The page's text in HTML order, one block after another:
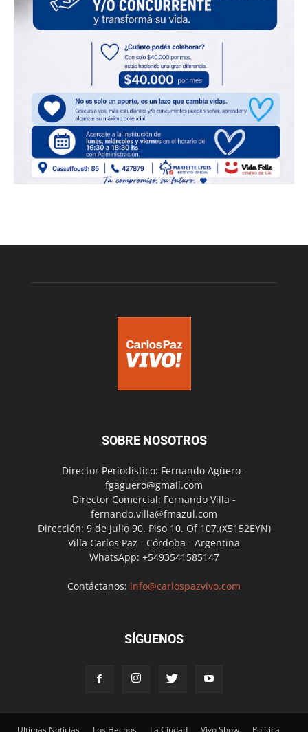
SOBRE NOSOTROS
Director Periodístico: Fernando Agüero -
fgaguero@gmail.com
Director Comercial: Fernando Villa -
fernando.villa@fmazul.com
Dirección: 9 de Julio 90. Piso 10. Of 107.(X5152EYN)
Villa Carlos Paz - Córdoba - Argentina
WhatsApp: +5493541585147
Contáctanos: info@carlospazvivo.com
SÍGUENOS
Ultimas Noticias Los Hechos La Ciudad Vivo Show Política